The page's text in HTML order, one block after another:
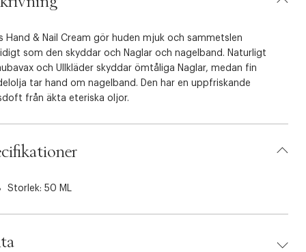
Hand & Nail Cream gör huden mjuk och sammetslen
som den skyddar och Naglar och nagelband. Naturligt
och Ullkläder skyddar ömtåliga Naglar, medan fin
tar hand om nagelband. Den har en uppfriskande
från äkta eteriska oljor.
Storlek: 50 ML